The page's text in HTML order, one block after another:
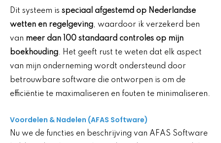
Dit systeem is speciaal afgestemd op Nederlandse
wetten en regelgeving, waardoor ik verzekerd ben
van meer dan 100 standaard controles op mijn
boekhouding. Het geeft rust te weten dat elk aspect
van mijn onderneming wordt ondersteund door
betrouwbare software die ontworpen is om de
efficiëntie te maximaliseren en fouten te minimaliseren.
Voordelen & Nadelen (AFAS Software)
Nu we de functies en beschrijving van AFAS Software